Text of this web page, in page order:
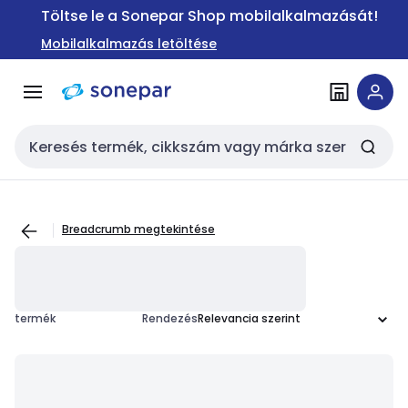
Ugrás a
Ugrás a
tartalomra
Töltse le a Sonepar Shop mobilalkalmazását!
Mobilalkalmazás letöltése
Keresési bemenet
Breadcrumb megtekintése
termék Rendezés